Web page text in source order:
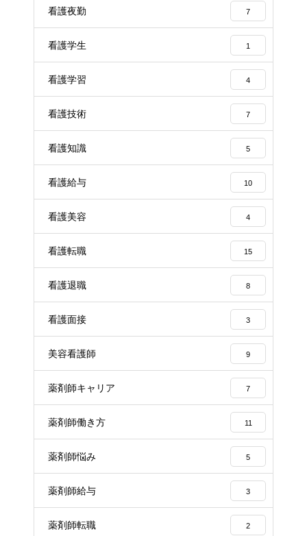
看護夜勤 7
看護学生 1
看護学習 4
看護技術 7
看護知識 5
看護給与 10
看護美容 4
看護転職 15
看護退職 8
看護面接 3
美容看護師 9
薬剤師キャリア 7
薬剤師働き方 11
薬剤師悩み 5
薬剤師給与 3
薬剤師転職 2